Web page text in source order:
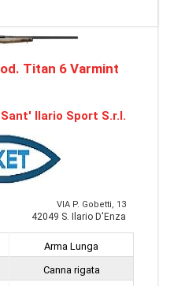
Titan 6 Varmint
Ilario Sport S.r.l.
VIA P. Gobetti, 13
42049 S. Ilario D'Enza
Arma Lunga
Canna rigata